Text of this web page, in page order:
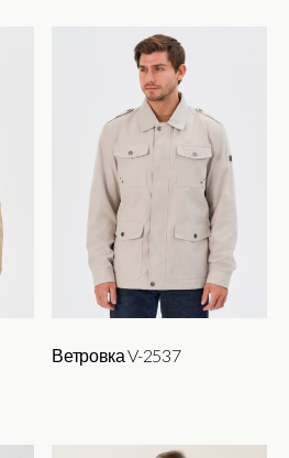
Ветровка V-2537